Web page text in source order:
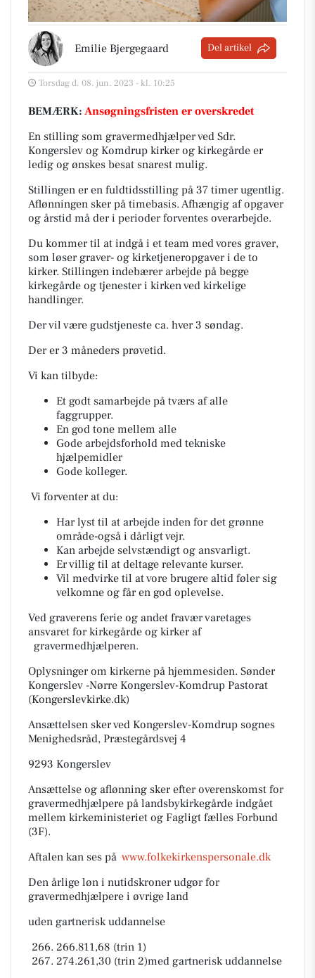
Emilie Bjergegaard Del artikel
Torsdag d. 08. jun. 2023 - kl. 10:25
BEMÆRK: Ansøgningsfristen er overskredet
En stilling som gravermedhjælper ved Sdr.
Kongerslev og Komdrup kirker og kirkegårde er
ledig og ønskes besat snarest mulig.
Stillingen er en fuldtidsstilling på 37 timer ugentlig.
Aflønningen sker på timebasis. Afhængig af opgaver
og årstid må der i perioder forventes overarbejde.
Du kommer til at indgå i et team med vores graver,
som løser graver- og kirketjeneropgaver i de to
kirker. Stillingen indebærer arbejde på begge
kirkegårde og tjenester i kirken ved kirkelige
handlinger.
Der vil være gudstjeneste ca. hver 3 søndag.
Der er 3 måneders prøvetid.
Vi kan tilbyde:
Et godt samarbejde på tværs af alle
faggrupper.
En god tone mellem alle
Gode arbejdsforhold med tekniske
hjælpemidler
Gode kolleger.
Vi forventer at du:
Har lyst til at arbejde inden for det grønne
område-også i dårligt vejr.
Kan arbejde selvstændigt og ansvarligt.
Er villig til at deltage relevante kurser.
Vil medvirke til at vore brugere altid føler sig
velkomne og får en god oplevelse.
Ved graverens ferie og andet fravær varetages
ansvaret for kirkegårde og kirker af
gravermedhjælperen.
Oplysninger om kirkerne på hjemmesiden. Sønder
Kongerslev -Nørre Kongerslev-Komdrup Pastorat
(Kongerslevkirke.dk)
Ansættelsen sker ved Kongerslev-Komdrup sognes
Menighedsråd, Præstegårdsvej 4
9293 Kongerslev
Ansættelse og aflønning sker efter overenskomst for
gravermedhjælpere på landsbykirkegårde indgået
mellem kirkeministeriet og Fagligt fælles Forbund
(3F).
Aftalen kan ses på www.folkekirkenspersonale.dk
Den årlige løn i nutidskroner udgør for
gravermedhjælpere i øvrige land
uden gartnerisk uddannelse
266.811,68 (trin 1)
274.261,30 (trin 2)med gartnerisk uddannelse